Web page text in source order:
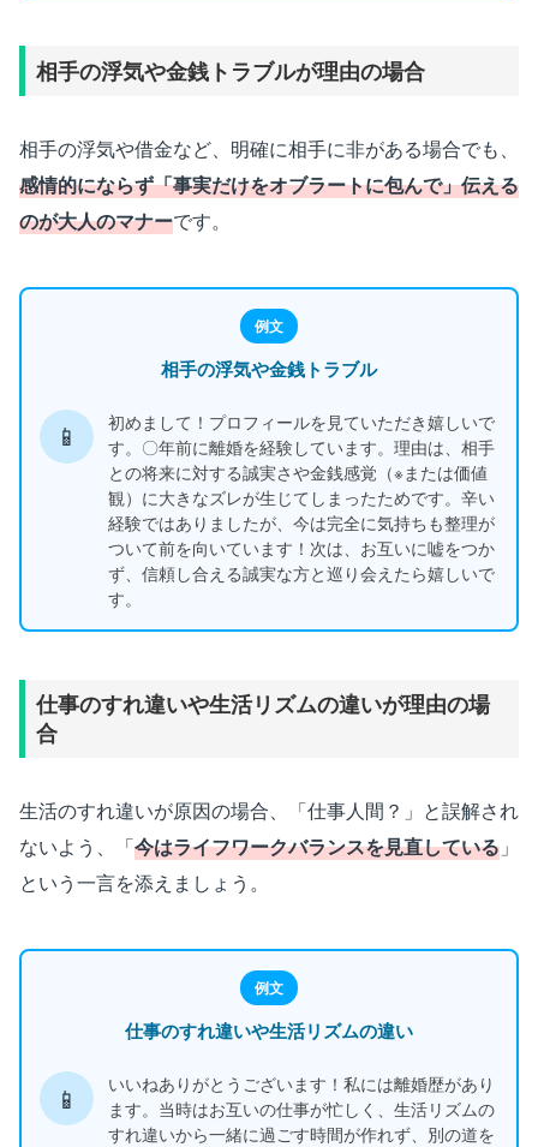
相手の浮気や金銭トラブルが理由の場合
相手の浮気や借金など、明確に相手に非がある場合でも、
感情的にならず「事実だけをオブラートに包んで」伝える
のが大人のマナーです。
例文
相手の浮気や金銭トラブル
📱
初めまして！プロフィールを見ていただき嬉しいで
す。〇年前に離婚を経験しています。理由は、相手
との将来に対する誠実さや金銭感覚（※または価値
観）に大きなズレが生じてしまったためです。辛い
経験ではありましたが、今は完全に気持ちも整理が
ついて前を向いています！次は、お互いに嘘をつか
ず、信頼し合える誠実な方と巡り会えたら嬉しいで
す。
仕事のすれ違いや生活リズムの違いが理由の場
合
生活のすれ違いが原因の場合、「仕事人間？」と誤解され
ないよう、「今はライフワークバランスを見直している 」
という一言を添えましょう。
例文
仕事のすれ違いや生活リズムの違い
📱
いいねありがとうございます！私には離婚歴があり
ます。当時はお互いの仕事が忙しく、生活リズムの
すれ違いから一緒に過ごす時間が作れず、別の道を